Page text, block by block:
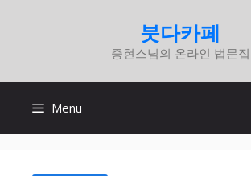
로
붓다카페
중현스님의 온라인 법문집
Menu